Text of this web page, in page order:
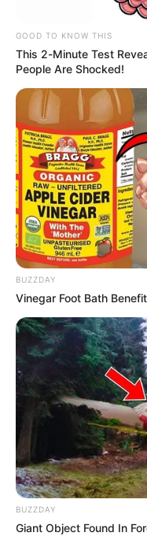
COPA BETPLAY
Tolima y
de la Copa
equipos de la B
GOOD TO KNOW THIS
This 2-Minute Test
People Are Shocked!
BUZZDAY
Vinegar Foot Bath
BUZZDAY
Giant Object Found In